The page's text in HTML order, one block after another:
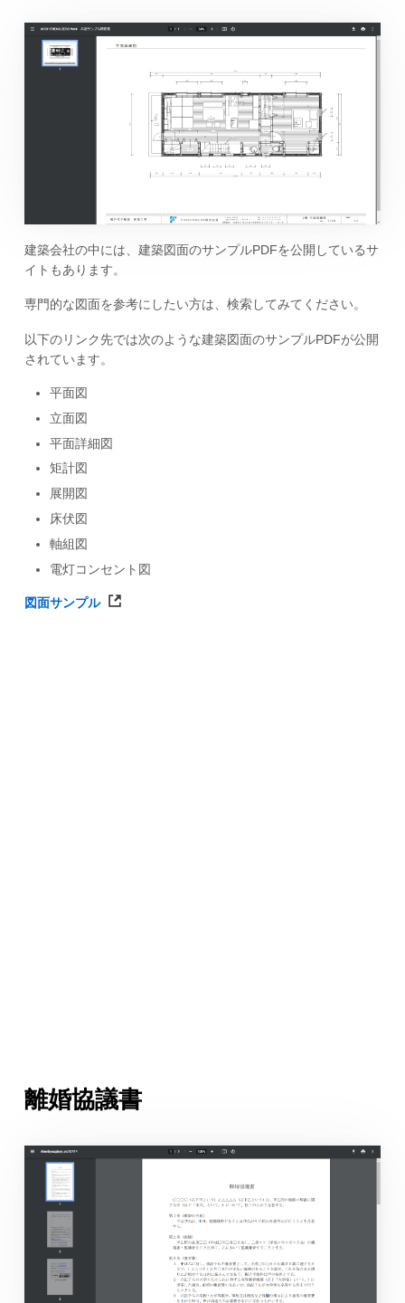
建築会社の中には、建築図面のサンプルPDFを公開しているサ
イトもあります。
専門的な図面を参考にしたい方は、検索してみてください。
以下のリンク先では次のような建築図面のサンプルPDFが公開
されています。
平面図
立面図
平面詳細図
矩計図
展開図
床伏図
軸組図
電灯コンセント図
図面サンプル
離婚協議書